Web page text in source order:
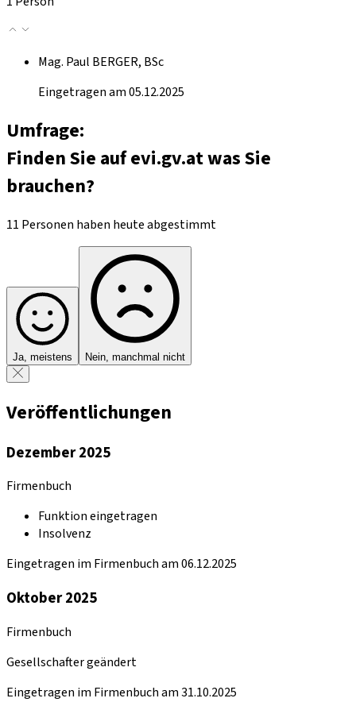
Mag. Paul BERGER, BSc
Eingetragen am 05.12.2025
Umfrage:
Finden Sie auf evi.gv.at was Sie
brauchen?
11 Personen haben heute abgestimmt
Ja, meistens Nein, manchmal nicht
Veröffentlichungen
Dezember 2025
Firmenbuch
Funktion eingetragen
Insolvenz
Eingetragen im Firmenbuch am 06.12.2025
Oktober 2025
Firmenbuch
Gesellschafter geändert
Eingetragen im Firmenbuch am 31.10.2025